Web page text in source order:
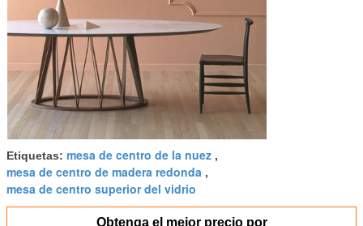
Etiquetas: mesa de centro de la nuez ,
mesa de centro de madera redonda ,
mesa de centro superior del vidrio
Obtenga el mejor precio por